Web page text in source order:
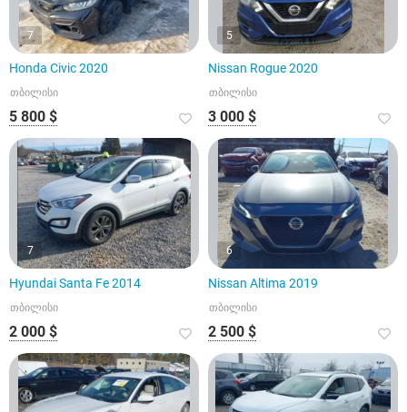
7
Honda Civic 2020
თბილისი
5 800 $
5
Nissan Rogue 2020
თბილისი
3 000 $
7
Hyundai Santa Fe 2014
თბილისი
2 000 $
6
Nissan Altima 2019
თბილისი
2 500 $